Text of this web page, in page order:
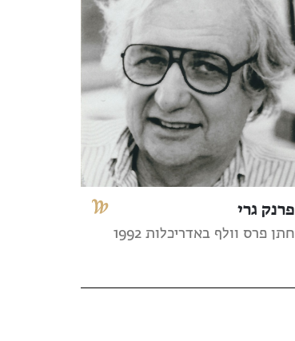
פרנק גרי
חתן פרס וולף באדריכלות 1992